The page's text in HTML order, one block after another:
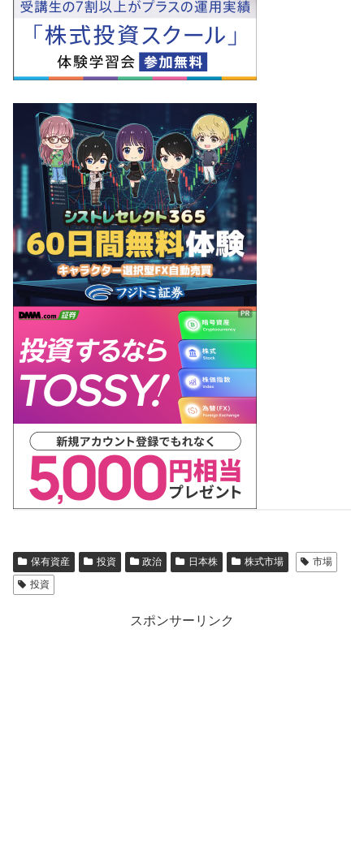
保有資産 投資 政治 日本株 株式市場
市場
投資
スポンサーリンク